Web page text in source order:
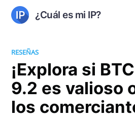
¿Cuál es mi IP?
RESEÑAS
¡Explora si
9.2 es valioso
los